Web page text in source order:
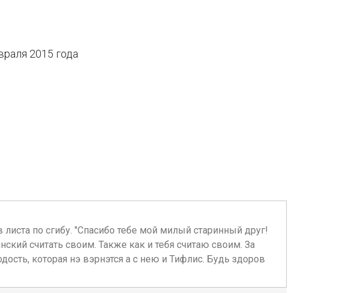
2015 года
по сгибу. "Спасибо тебе мой милый старинный друг!
считать своим. Также как и тебя считаю своим. За
которая нэ вэрнэтся а с нею и Тифлис. Будь здоров